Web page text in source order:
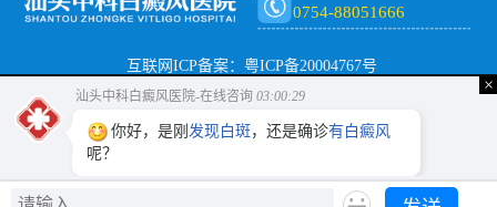
0754-88051666
互联网ICP备案：粤ICP备20004767号
×
汕头中科白癜风医院-在线咨询 03:00:29
你好，是刚 发现白斑 ，还是确诊有白癜风
呢？